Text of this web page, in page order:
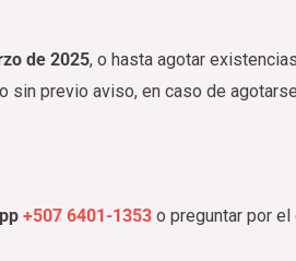
de 2025, o hasta agotar
sin previo aviso, en caso de
+507 6401-1353 o preguntar por el